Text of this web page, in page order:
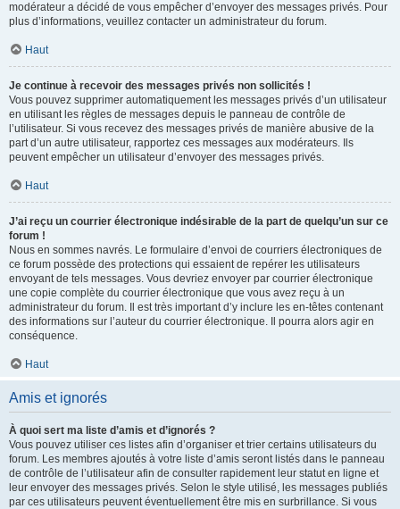
modérateur a décidé de vous empêcher d’envoyer des messages privés. Pour
plus d’informations, veuillez contacter un administrateur du forum.
Haut
Je continue à recevoir des messages privés non sollicités !
Vous pouvez supprimer automatiquement les messages privés d’un utilisateur
en utilisant les règles de messages depuis le panneau de contrôle de
l’utilisateur. Si vous recevez des messages privés de manière abusive de la
part d’un autre utilisateur, rapportez ces messages aux modérateurs. Ils
peuvent empêcher un utilisateur d’envoyer des messages privés.
Haut
J’ai reçu un courrier électronique indésirable de la part de quelqu’un sur ce
forum !
Nous en sommes navrés. Le formulaire d’envoi de courriers électroniques de
ce forum possède des protections qui essaient de repérer les utilisateurs
envoyant de tels messages. Vous devriez envoyer par courrier électronique
une copie complète du courrier électronique que vous avez reçu à un
administrateur du forum. Il est très important d’y inclure les en-têtes contenant
des informations sur l’auteur du courrier électronique. Il pourra alors agir en
conséquence.
Haut
Amis et ignorés
À quoi sert ma liste d’amis et d’ignorés ?
Vous pouvez utiliser ces listes afin d’organiser et trier certains utilisateurs du
forum. Les membres ajoutés à votre liste d’amis seront listés dans le panneau
de contrôle de l’utilisateur afin de consulter rapidement leur statut en ligne et
leur envoyer des messages privés. Selon le style utilisé, les messages publiés
par ces utilisateurs peuvent éventuellement être mis en surbrillance. Si vous